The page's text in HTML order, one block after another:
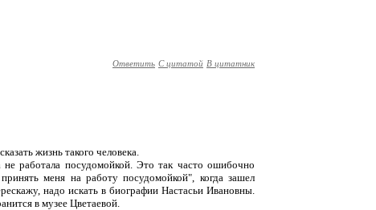
Ответить С цитатой В цитатник
жизнь такого человека.
работала посудомойкой. Это так часто ошибочно
меня на работу посудомойкой", когда зашел
надо искать в биографии Настасьи Ивановны.
в музее Цветаевой.